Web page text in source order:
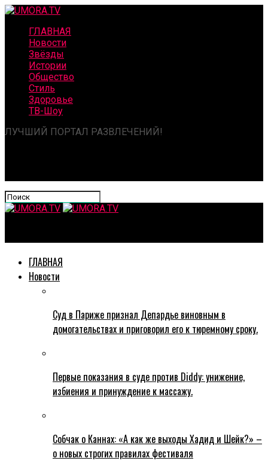
ГЛАВНАЯ
Новости
Звёзды
Истории
Общество
Стиль
Здоровье
ТВ-Шоу
ЛУЧШИЙ ПОРТАЛ РАЗВЛЕЧЕНИЙ!
ГЛАВНАЯ
Новости
Суд в Париже признал Депардье виновным в
домогательствах и приговорил его к тюремному сроку.
Первые показания в суде против Diddy: унижение,
избиения и принуждение к массажу.
Собчак о Каннах: «А как же выходы Хадид и Шейк?» –
о новых строгих правилах фестиваля